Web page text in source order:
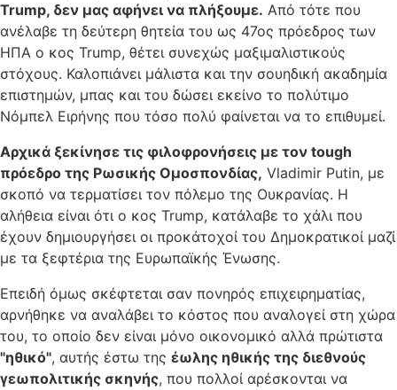
Trump, δεν μας αφήνει να πλήξουμε. Από τότε που
ανέλαβε τη δεύτερη θητεία του ως 47ος πρόεδρος των
ΗΠΑ ο κος Trump, θέτει συνεχώς μαξιμαλιστικούς
στόχους. Καλοπιάνει μάλιστα και την σουηδική ακαδημία
επιστημών, μπας και του δώσει εκείνο το πολύτιμο
Νόμπελ Ειρήνης που τόσο πολύ φαίνεται να το επιθυμεί.
Αρχικά ξεκίνησε τις φιλοφρονήσεις με τον tough
πρόεδρο της Ρωσικής Ομοσπονδίας, Vladimir Putin, με
σκοπό να τερματίσει τον πόλεμο της Ουκρανίας. Η
αλήθεια είναι ότι ο κος Trump, κατάλαβε το χάλι που
έχουν δημιουργήσει οι προκάτοχοί του Δημοκρατικοί μαζί
με τα ξεφτέρια της Ευρωπαϊκής Ένωσης.
Επειδή όμως σκέφτεται σαν πονηρός επιχειρηματίας,
αρνήθηκε να αναλάβει το κόστος που αναλογεί στη χώρα
του, το οποίο δεν είναι μόνο οικονομικό αλλά πρώτιστα
"ηθικό", αυτής έστω της έωλης ηθικής της διεθνούς
γεωπολιτικής σκηνής, που πολλοί αρέσκονται να